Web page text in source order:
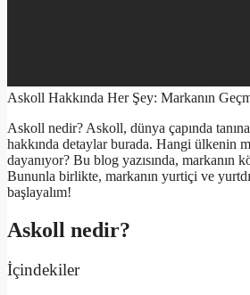
Askoll Hakkında Her Şey: Markanın
Askoll nedir? Askoll, dünya çapında
hakkında detaylar burada. Hangi ülkenin
dayanıyor? Bu blog yazısında,
Bununla birlikte, markanın yurtiçi ve
başlayalım!
Askoll nedir?
İçindekiler